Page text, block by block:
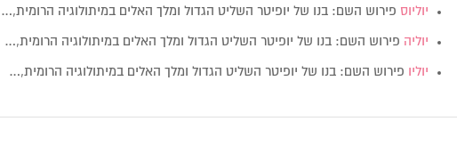
יוליוס פירוש השם: בנו של יופיטר השליט הגדול ומלך האלים במיתולוגיה הרומית,…
יוליה פירוש השם: בנו של יופיטר השליט הגדול ומלך האלים במיתולוגיה הרומית,…
יוליו פירוש השם: בנו של יופיטר השליט הגדול ומלך האלים במיתולוגיה הרומית,…